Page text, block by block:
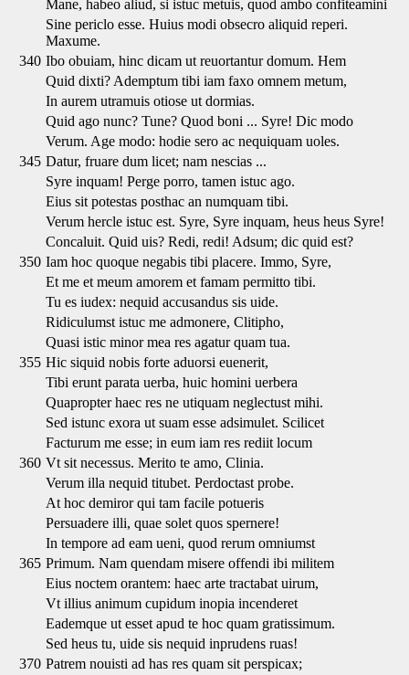
Mane, habeo aliud, si istuc metuis, quod ambo confiteamini
Sine periclo esse. Huius modi obsecro aliquid reperi.
Maxume.
340 Ibo obuiam, hinc dicam ut reuortantur domum. Hem
Quid dixti? Ademptum tibi iam faxo omnem metum,
In aurem utramuis otiose ut dormias.
Quid ago nunc? Tune? Quod boni ... Syre! Dic modo
Verum. Age modo: hodie sero ac nequiquam uoles.
345 Datur, fruare dum licet; nam nescias ...
Syre inquam! Perge porro, tamen istuc ago.
Eius sit potestas posthac an numquam tibi.
Verum hercle istuc est. Syre, Syre inquam, heus heus Syre!
Concaluit. Quid uis? Redi, redi! Adsum; dic quid est?
350 Iam hoc quoque negabis tibi placere. Immo, Syre,
Et me et meum amorem et famam permitto tibi.
Tu es iudex: nequid accusandus sis uide.
Ridiculumst istuc me admonere, Clitipho,
Quasi istic minor mea res agatur quam tua.
355 Hic siquid nobis forte aduorsi euenerit,
Tibi erunt parata uerba, huic homini uerbera
Quapropter haec res ne utiquam neglectust mihi.
Sed istunc exora ut suam esse adsimulet. Scilicet
Facturum me esse; in eum iam res rediit locum
360 Vt sit necessus. Merito te amo, Clinia.
Verum illa nequid titubet. Perdoctast probe.
At hoc demiror qui tam facile potueris
Persuadere illi, quae solet quos spernere!
In tempore ad eam ueni, quod rerum omniumst
365 Primum. Nam quendam misere offendi ibi militem
Eius noctem orantem: haec arte tractabat uirum,
Vt illius animum cupidum inopia incenderet
Eademque ut esset apud te hoc quam gratissimum.
Sed heus tu, uide sis nequid inprudens ruas!
370 Patrem nouisti ad has res quam sit perspicax;